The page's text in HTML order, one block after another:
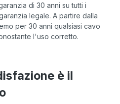
di 30 anni su tutti i
legale. A partire dalla
per 30 anni qualsiasi cavo
l'uso corretto.
è il